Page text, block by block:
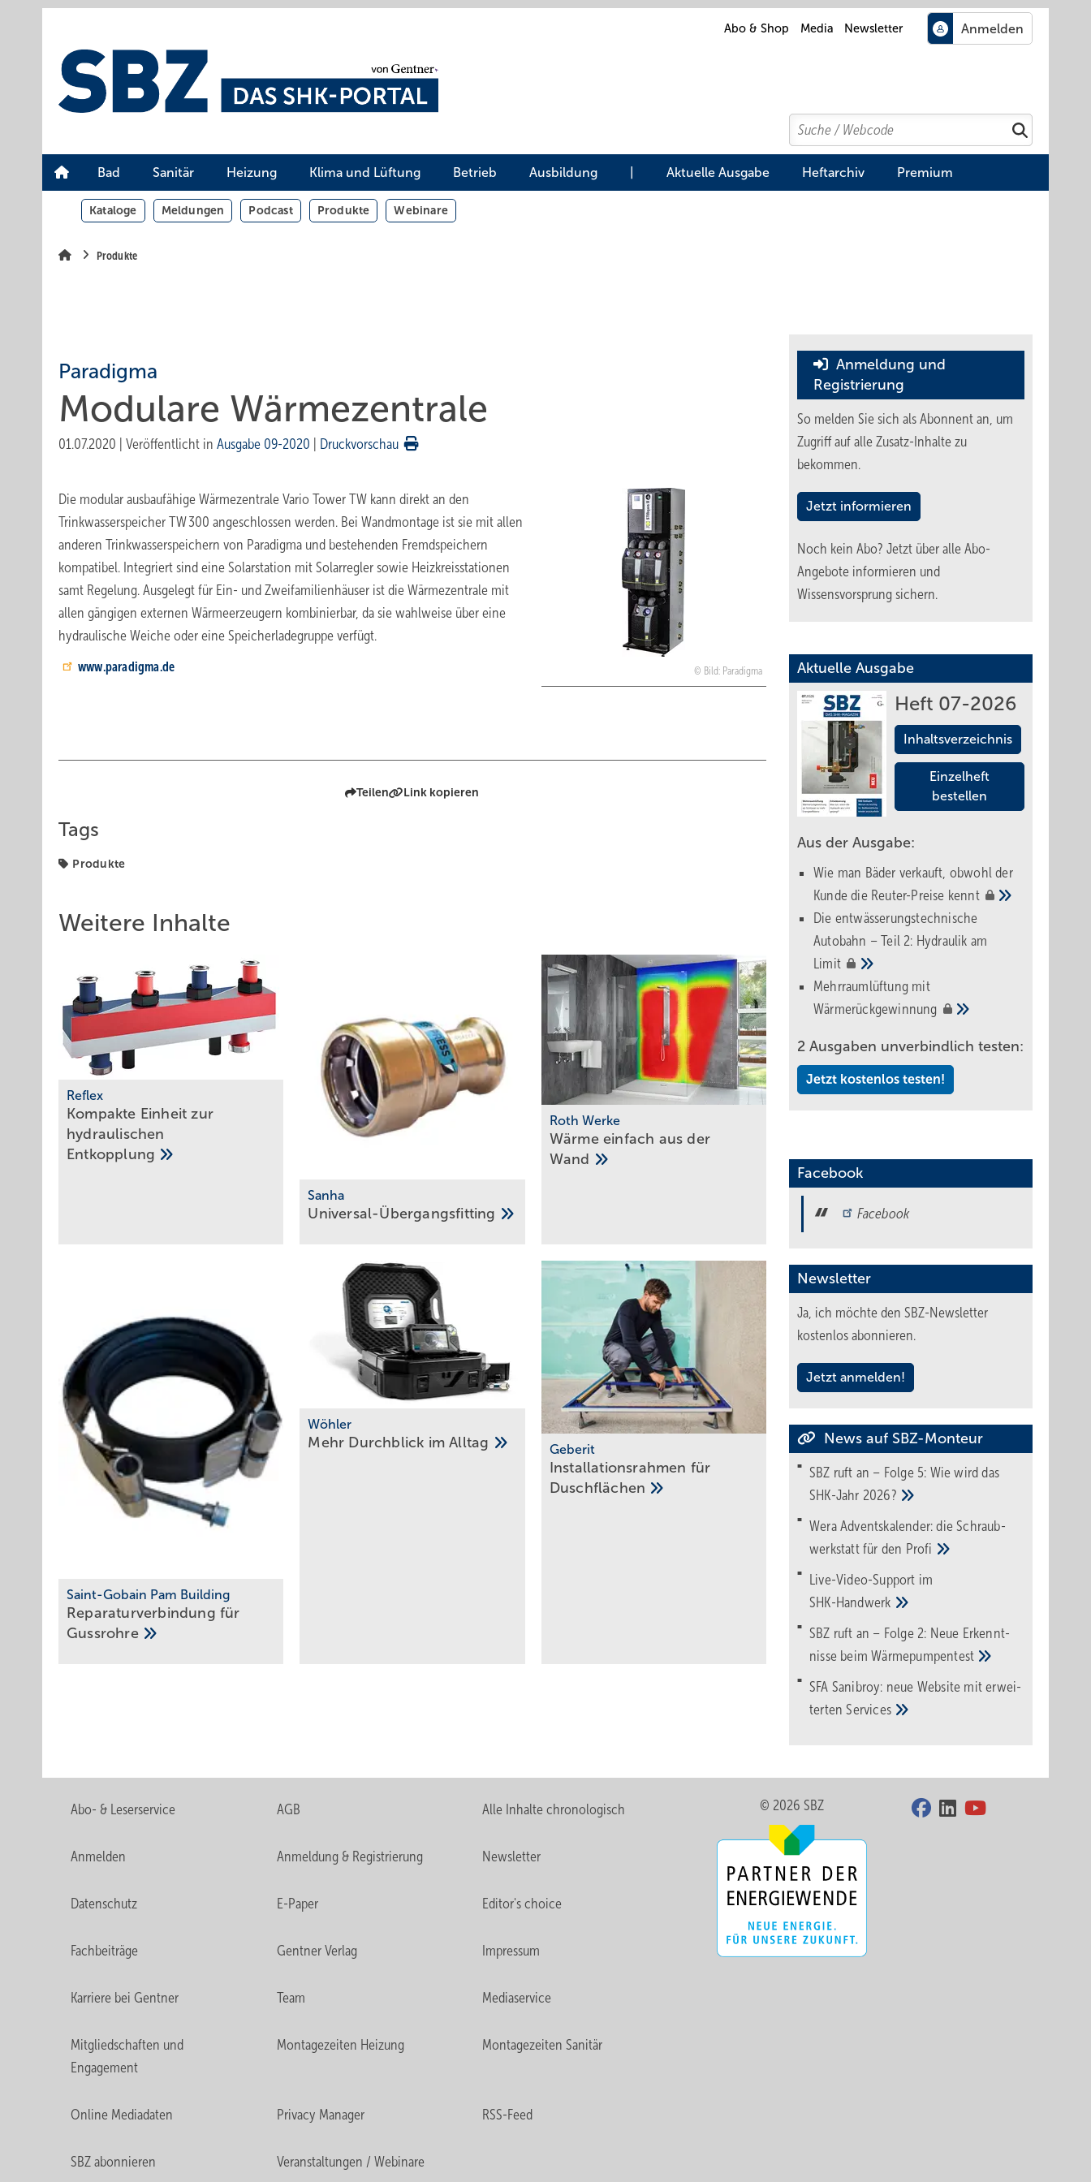
Abo & Shop Media Newsletter
Search
Suchen
Bad Sanitär Heizung Klima und Lüftung Betrieb Ausbildung Aktuelle Ausgabe Heftarchiv Premium
Kataloge Meldungen Podcast Produkte Webinare
Produkte
Paradigma
Modulare ­Wärmezentrale
01.07.2020 Veröffentlicht in Ausgabe 09-2020 Druckvorschau
Bild: Paradigma
Die modular ausbaufähige Wärmezentrale Vario Tower TW kann direkt an den
Trinkwasserspeicher TW 300 angeschlossen werden. Bei Wandmontage ist sie mit allen
anderen Trinkwasserspeichern von Paradigma und bestehenden Fremdspeichern
kompatibel. Integriert sind eine Solarstation mit Solarregler sowie Heizkreisstationen
samt Regelung. Ausgelegt für Ein- und Zweifamilienhäuser ist die Wärmezentrale mit
allen gängigen externen Wärmeerzeugern kombinierbar, da sie wahlweise über eine
hydraulische Weiche oder eine Speicherladegruppe verfügt.
www.paradigma.de
Teilen Link kopieren
Tags
Produkte
Weitere Inhalte
Reflex
Kompakte Einheit zur
hydraulischen
Entkopplung
Sanha
Universal-­Übergangsfitting
Roth Werke
Wärme einfach aus der
Wand
Saint-Gobain Pam Building
Reparaturverbindung für
Gussrohre
Wöhler
Mehr Durchblick imAlltag Geberit
Installationsrahmen für
Duschflächen
Anmeldung und
Registrierung
So melden Sie sich als Abonnent an, um
Zugriff auf alle Zusatz-Inhalte zu
bekommen.
Jetzt informieren
Noch kein Abo? Jetzt über alle Abo-
Angebote informieren und
Wissensvorsprung sichern.
Aktuelle Ausgabe
Heft 07-2026
Inhaltsverzeichnis
Einzelheft
bestellen
Aus der Ausgabe:
Wie man Bäder verkauft, obwohl der
Kunde die Reuter-Preise kennt
Die entwässerungstechnische
Autobahn – Teil 2: Hydraulik am
Limit
Mehrraumlüftung mit
Wärmerückgewinnung
2 Ausgaben unverbindlich testen:
Jetzt kostenlos testen!
Facebook
Facebook
Newsletter
Ja, ich möchte den SBZ-Newsletter
kostenlos abonnieren.
Jetzt anmelden!
News auf SBZ-Monteur
SBZ ruft an – Folge 5: Wie wird das
SHK-Jahr 2026?
Wera Adventskalender: die Schraub­
werk­statt für den Pro­fi
Live-Video-Support im
SHK-Handwerk
SBZ ruft an – Folge 2: Neue Erkennt­
nisse beimWärme­pumpen­test
SFA Sanibroy: neue Web­site mit erwei­
tertenServices
Abo- & Leserservice AGB Alle Inhalte chronologisch
Anmelden Anmeldung & Registrierung Newsletter
Datenschutz E-Paper Editor's choice
Fachbeiträge Gentner Verlag Impressum
Karriere bei Gentner Team Mediaservice
Mitgliedschaften und
Engagement
Montagezeiten Heizung Montagezeiten Sanitär
Online Mediadaten Privacy Manager RSS-Feed
SBZ abonnieren Veranstaltungen / Webinare
© 2026 SBZ